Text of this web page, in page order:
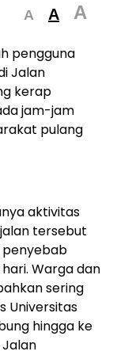
A A A
pengguna
Jalan
kerap
jam-jam
pulang
aktivitas
tersebut
penyebab
Warga dan
sering
Universitas
hingga ke